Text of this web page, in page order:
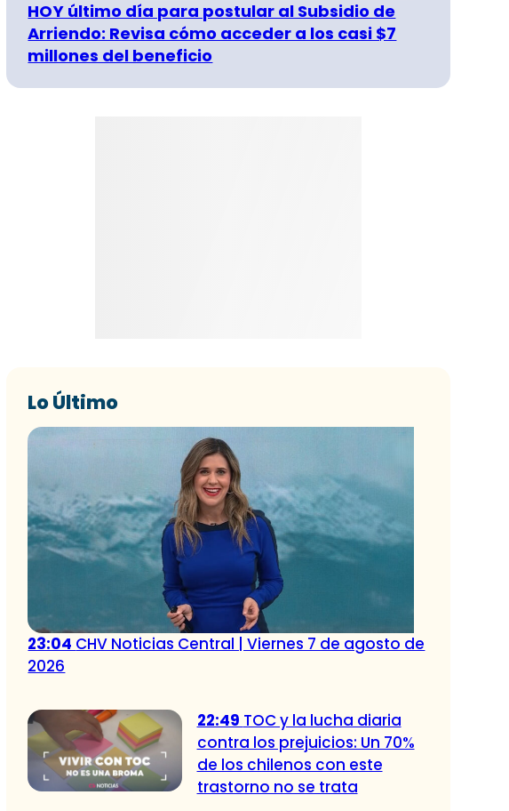
HOY último día para postular al Subsidio de
Arriendo: Revisa cómo acceder a los casi $7
millones del beneficio
Lo Último
23:04 CHV Noticias Central | Viernes 7 de agosto de
2026
22:49 TOC y la lucha diaria
contra los prejuicios: Un 70%
de los chilenos con este
trastorno no se trata